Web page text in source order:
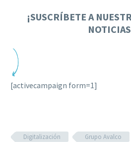
¡SUSCRÍBETE A
[activecampaign form=1]
Digitalización Grupo Avalco